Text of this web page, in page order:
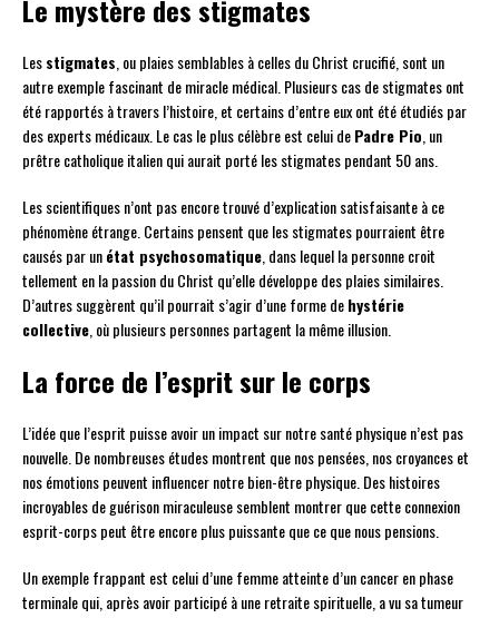
Le mystère des stigmates
Lesstigmates, ou plaies semblables à celles du Christ crucifié, sont un
autre exemple fascinant de miracle médical. Plusieurs cas de stigmates ont
été rapportés à travers l’histoire, et certains d’entre eux ont été étudiés par
des experts médicaux. Le cas le plus célèbre est celui dePadre Pio, un
prêtre catholique italien qui aurait porté les stigmates pendant 50 ans.
Les scientifiques n’ont pas encore trouvé d’explication satisfaisante à ce
phénomène étrange. Certains pensent que les stigmates pourraient être
causés par unétat psychosomatique, dans lequel la personne croit
tellement en la passion du Christ qu’elle développe des plaies similaires.
D’autres suggèrent qu’il pourrait s’agir d’une forme dehystérie
collective, où plusieurs personnes partagent la même illusion.
La force de l’esprit sur le corps
L’idée que l’esprit puisse avoir un impact sur notre santé physique n’est pas
nouvelle. De nombreuses études montrent que nos pensées, nos croyances et
nos émotions peuvent influencer notre bien-être physique. Des histoires
incroyables de guérison miraculeuse semblent montrer que cette connexion
esprit-corps peut être encore plus puissante que ce que nous pensions.
Un exemple frappant est celui d’une femme atteinte d’un cancer en phase
terminale qui, après avoir participé à une retraite spirituelle, a vu sa tumeur